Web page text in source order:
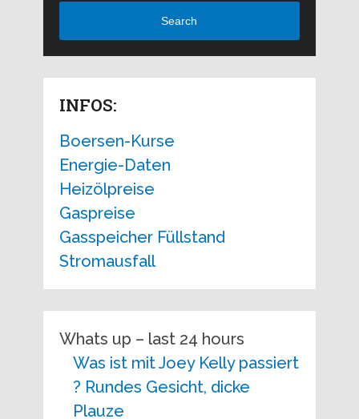
Search
INFOS:
Boersen-Kurse
Energie-Daten
Heizölpreise
Gaspreise
Gasspeicher Füllstand
Stromausfall
Whats up – last 24 hours
Was ist mit Joey Kelly passiert
? Rundes Gesicht, dicke
Plauze